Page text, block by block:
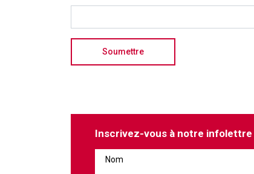
Inscrivez-vous à notre infolettre